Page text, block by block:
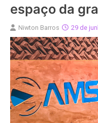
espaço da
Niwton Barros 29 de